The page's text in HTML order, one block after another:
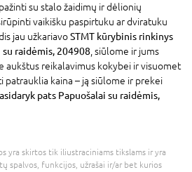
su stalo žaidimų ir dėlionių
vaikišku paspirtuku ar dviratuku
jau užkariavoSTMT kūrybinis rinkinys
raidėmis, 204908, siūlome ir jums
aukštus reikalavimus kokybei ir visuomet
kaina – ją siūlome ir prekei
pats Papuošalai su raidėmis,
yra skirtos tik iliustraciniams tikslams ir yra
spalvos, funkcijos, užrašai ir/ar bet kurios